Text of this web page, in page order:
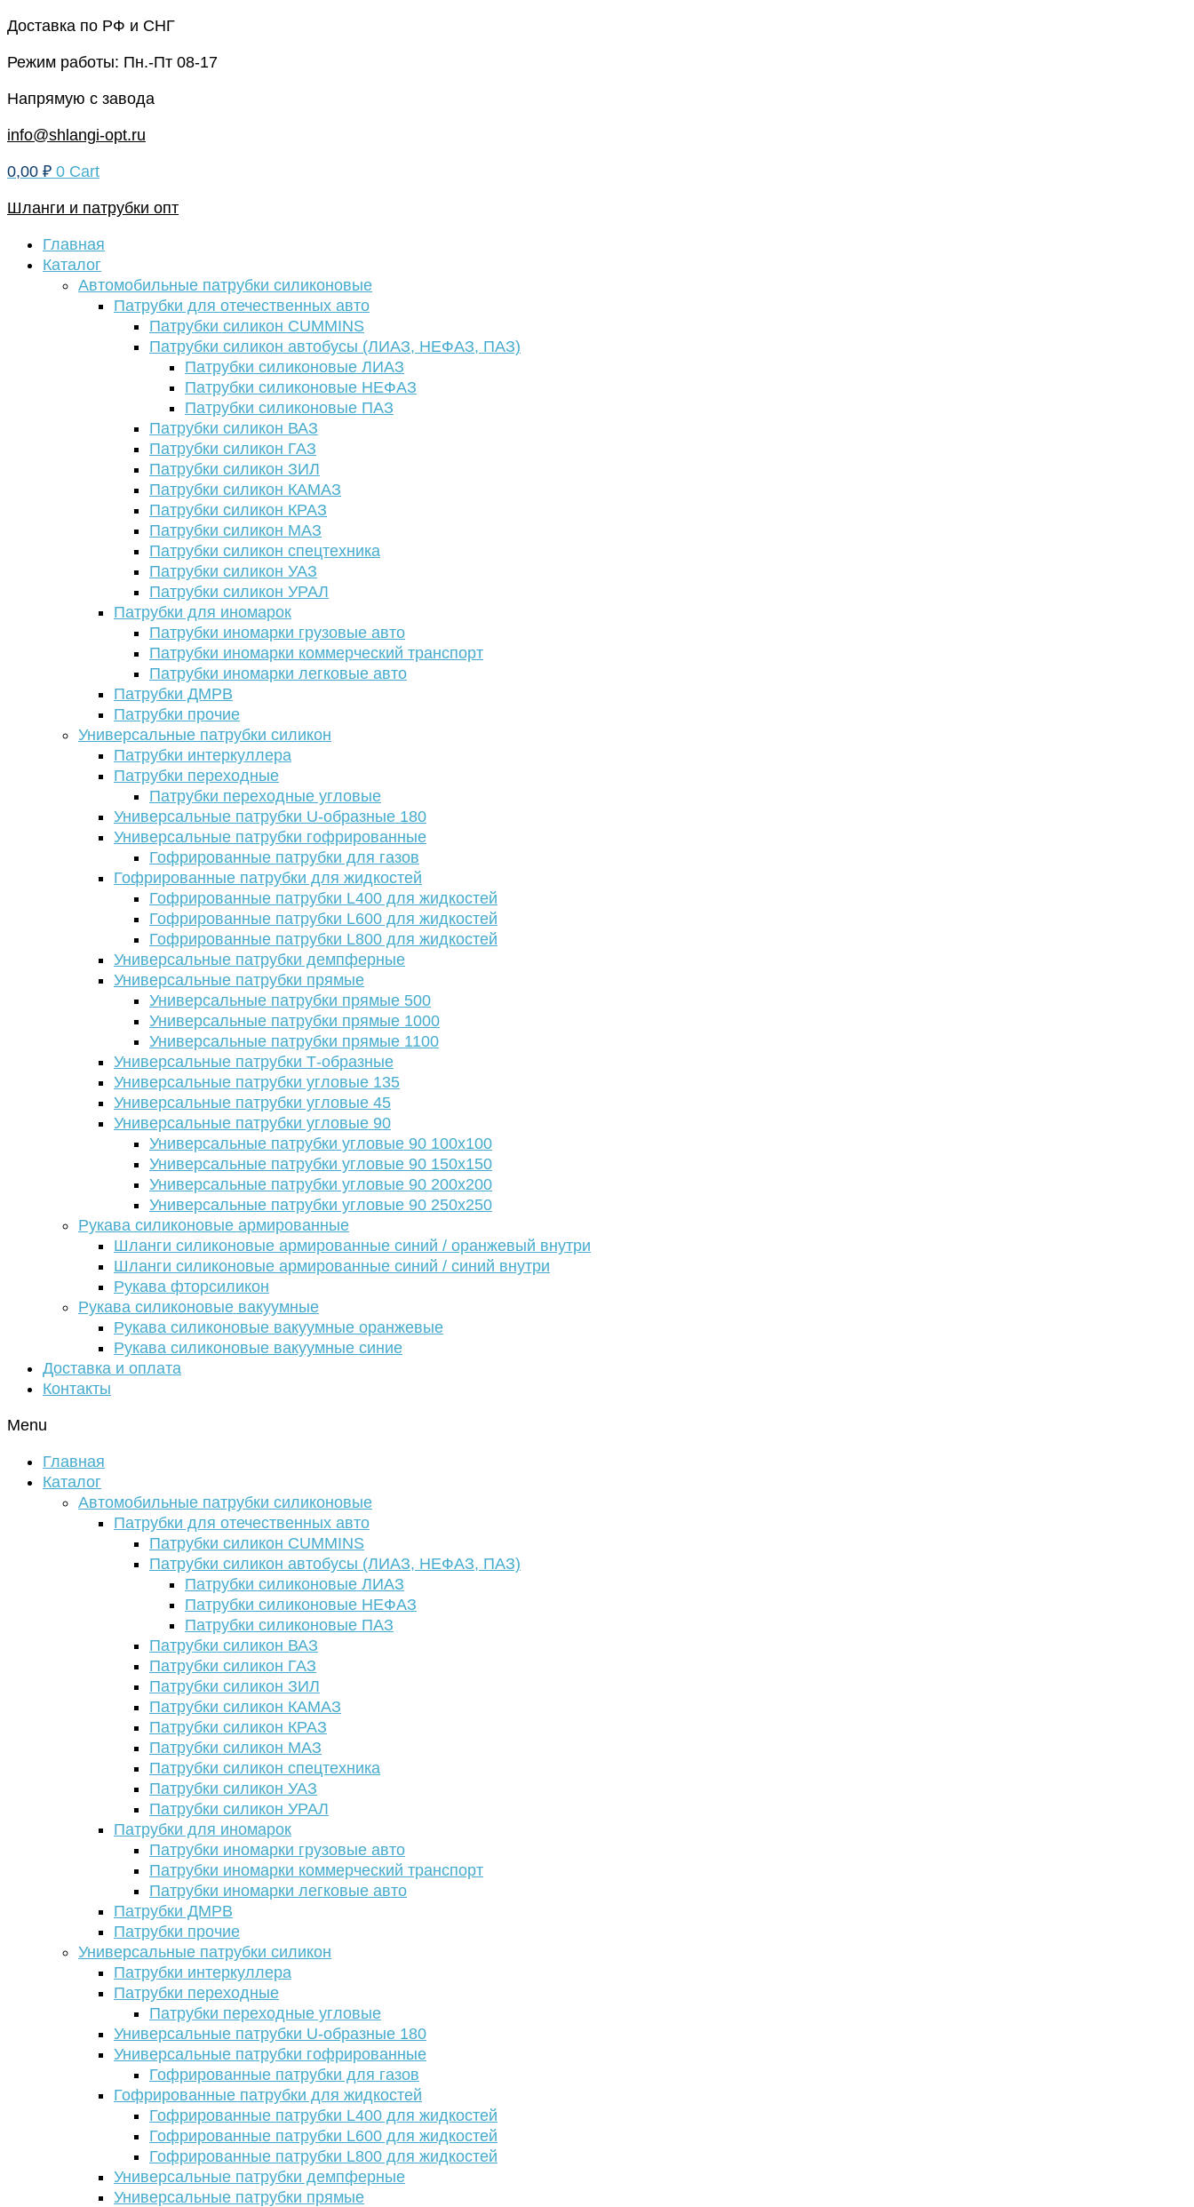
Перейти
содержимому
Доставка по РФ и СНГ
Режим работы: Пн.-Пт 08-17
Напрямую с завода
info@shlangi-opt.ru
0,00 ₽ 0 Cart
Шланги и патрубки опт
Главная
Каталог
Автомобильные патрубки силиконовые
Патрубки для отечественных авто
Патрубки силикон CUMMINS
Патрубки силикон автобусы (ЛИАЗ, НЕФАЗ, ПАЗ)
Патрубки силиконовые ЛИАЗ
Патрубки силиконовые НЕФАЗ
Патрубки силиконовые ПАЗ
Патрубки силикон ВАЗ
Патрубки силикон ГАЗ
Патрубки силикон ЗИЛ
Патрубки силикон КАМАЗ
Патрубки силикон КРАЗ
Патрубки силикон МАЗ
Патрубки силикон спецтехника
Патрубки силикон УАЗ
Патрубки силикон УРАЛ
Патрубки для иномарок
Патрубки иномарки грузовые авто
Патрубки иномарки коммерческий транспорт
Патрубки иномарки легковые авто
Патрубки ДМРВ
Патрубки прочие
Универсальные патрубки силикон
Патрубки интеркуллера
Патрубки переходные
Патрубки переходные угловые
Универсальные патрубки U-образные 180
Универсальные патрубки гофрированные
Гофрированные патрубки для газов
Гофрированные патрубки для жидкостей
Гофрированные патрубки L400 для жидкостей
Гофрированные патрубки L600 для жидкостей
Гофрированные патрубки L800 для жидкостей
Универсальные патрубки демпферные
Универсальные патрубки прямые
Универсальные патрубки прямые 500
Универсальные патрубки прямые 1000
Универсальные патрубки прямые 1100
Универсальные патрубки Т-образные
Универсальные патрубки угловые 135
Универсальные патрубки угловые 45
Универсальные патрубки угловые 90
Универсальные патрубки угловые 90 100х100
Универсальные патрубки угловые 90 150х150
Универсальные патрубки угловые 90 200х200
Универсальные патрубки угловые 90 250х250
Рукава силиконовые армированные
Шланги силиконовые армированные синий / оранжевый внутри
Шланги силиконовые армированные синий / синий внутри
Рукава фторсиликон
Рукава силиконовые вакуумные
Рукава силиконовые вакуумные оранжевые
Рукава силиконовые вакуумные синие
Доставка и оплата
Контакты
Menu
Главная
Каталог
Автомобильные патрубки силиконовые
Патрубки для отечественных авто
Патрубки силикон CUMMINS
Патрубки силикон автобусы (ЛИАЗ, НЕФАЗ, ПАЗ)
Патрубки силиконовые ЛИАЗ
Патрубки силиконовые НЕФАЗ
Патрубки силиконовые ПАЗ
Патрубки силикон ВАЗ
Патрубки силикон ГАЗ
Патрубки силикон ЗИЛ
Патрубки силикон КАМАЗ
Патрубки силикон КРАЗ
Патрубки силикон МАЗ
Патрубки силикон спецтехника
Патрубки силикон УАЗ
Патрубки силикон УРАЛ
Патрубки для иномарок
Патрубки иномарки грузовые авто
Патрубки иномарки коммерческий транспорт
Патрубки иномарки легковые авто
Патрубки ДМРВ
Патрубки прочие
Универсальные патрубки силикон
Патрубки интеркуллера
Патрубки переходные
Патрубки переходные угловые
Универсальные патрубки U-образные 180
Универсальные патрубки гофрированные
Гофрированные патрубки для газов
Гофрированные патрубки для жидкостей
Гофрированные патрубки L400 для жидкостей
Гофрированные патрубки L600 для жидкостей
Гофрированные патрубки L800 для жидкостей
Универсальные патрубки демпферные
Универсальные патрубки прямые